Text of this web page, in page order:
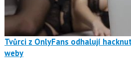
Tvůrci z OnlyFans odhalují
weby